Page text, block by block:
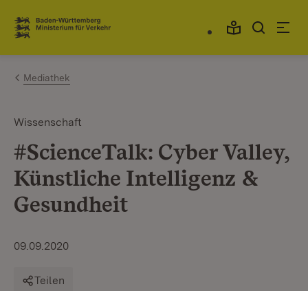
Zum Inhalt springen
Link zur Startseite
Mediathek
Wissenschaft
#ScienceTalk: Cyber Valley,
Künstliche Intelligenz &
Gesundheit
09.09.2020
Teilen